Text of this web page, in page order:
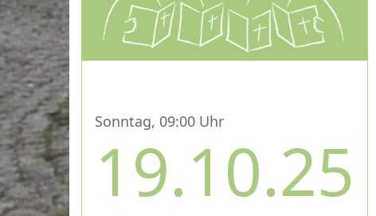
Sonntag, 09:00 Uhr
19.10.25